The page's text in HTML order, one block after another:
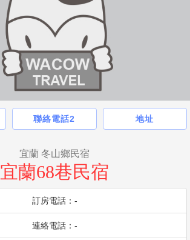
聯絡電話2 地址
宜蘭 冬山鄉民宿
宜蘭68巷民宿
訂房電話：-
連絡電話：-